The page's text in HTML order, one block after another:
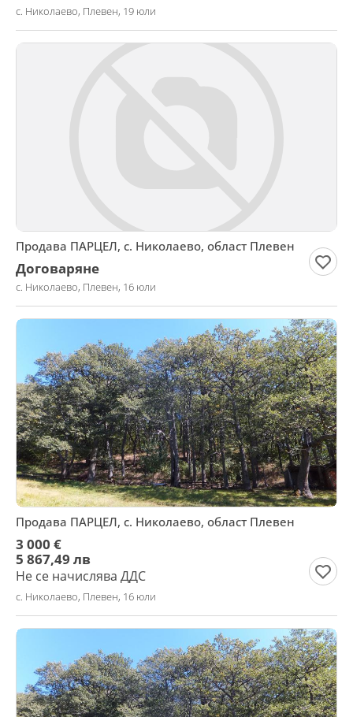
с. Николаево, Плевен, 19 юли
Продава ПАРЦЕЛ, с. Николаево, област Плевен
Договаряне
с. Николаево, Плевен, 16 юли
Продава ПАРЦЕЛ, с. Николаево, област Плевен
3 000 €
5 867,49 лв
Не се начислява ДДС
с. Николаево, Плевен, 16 юли